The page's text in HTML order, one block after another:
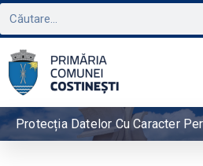
Protecția Datelor Cu Caracter